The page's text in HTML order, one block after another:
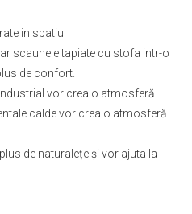
in spatiu
scaunele tapiate cu stofa intr-o
de confort.
vor crea o atmosferă
calde vor crea o atmosferă
de naturalețe și vor ajuta la